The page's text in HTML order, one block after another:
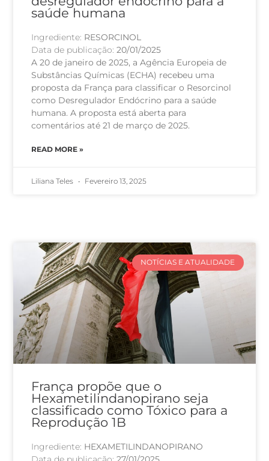
saúde humana
Ingrediente: RESORCINOL
Data de publicação:20/01/2025
A 20 de janeiro de 2025, a Agência Europeia de
Substâncias Químicas (ECHA) recebeu uma
proposta da França para classificar o Resorcinol
como Desregulador Endócrino para a saúde
humana. A proposta está aberta para
comentários até 21 de março de 2025.
READ MORE »
Liliana Teles Fevereiro 13, 2025
NOTÍCIAS E ATUALIDADE
França propõe que o
Hexametilindanopirano seja
classificado como Tóxico para a
Reprodução 1B
Ingrediente: HEXAMETILINDANOPIRANO